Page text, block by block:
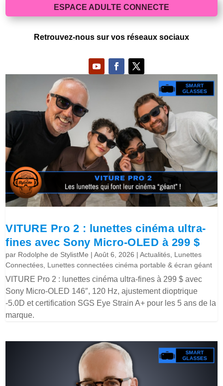
ESPACE ADULTE CONNECTE
Retrouvez-nous sur vos réseaux sociaux
VITURE Pro 2 : lunettes cinéma ultra-
fines avec Sony Micro-OLED à 299 $
par Rodolphe de StylistMe |Août 6, 2026 |Actualités, Lunettes
Connectées, Lunettes connectées cinéma portable & écran géant
VITURE Pro 2 : lunettes cinéma ultra-fines à 299 $ avec
Sony Micro-OLED 146″, 120 Hz, ajustement dioptrique
-5.0D et certification SGS Eye Strain A+ pour les 5 ans de la
marque.